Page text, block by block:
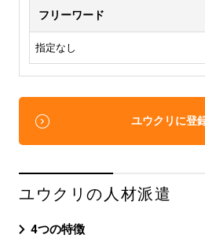
フリーワード
指定なし
ユウクリに登
ユウクリの人材派遣
4つの特徴